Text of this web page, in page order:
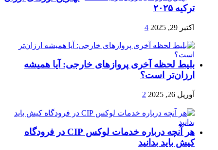
ترکیه ۲۰۲۵
اکتبر 29, 2025 4
بلیط لحظه آخری پروازهای خارجی: آیا همیشه
ارزان‌تر است؟
آوریل 26, 2025 2
هر آنچه درباره خدمات لوکس CIP در فرودگاه‌
کیش باید بدانید